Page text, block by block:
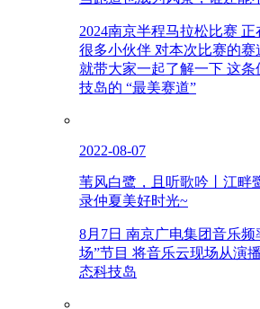
2024南京半程马拉松比赛
很多小伙伴 对本次比赛的
就带大家一起了解一下 这
技岛的 “最美赛道”
2022-08-07
苇风白鹭，且听歌吟丨江畔
录仲夏美好时光~
8月7日 南京广电集团音乐频
场”节目 将音乐云现场从演
态科技岛